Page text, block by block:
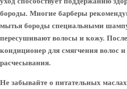
бороды. Многие барберы
мытья бороды специальными
пересушивают волосы и кожу.
кондиционер для смягчения волос и
расчесывания.
Не забывайте о питательных